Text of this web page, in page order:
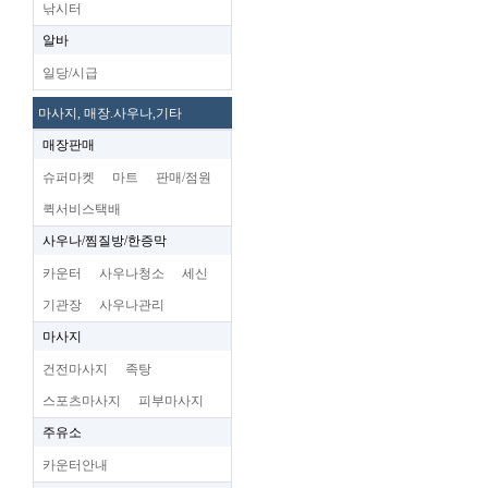
낚시터
알바
일당/시급
마사지, 매장.사우나,기타
매장판매
슈퍼마켓 마트 판매/점원
퀵서비스택배
사우나/찜질방/한증막
카운터 사우나청소 세신
기관장 사우나관리
마사지
건전마사지 족탕
스포츠마사지 피부마사지
주유소
카운터안내